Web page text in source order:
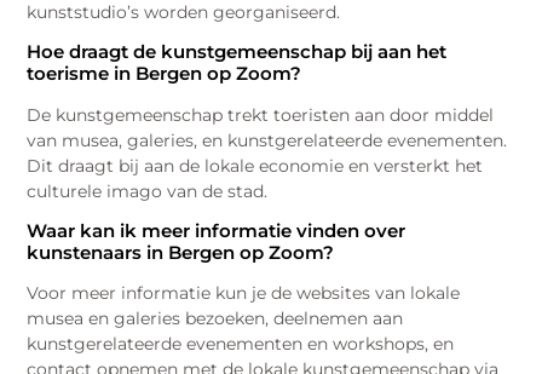
kunststudio’s worden georganiseerd.
Hoe draagt de kunstgemeenschap bij aan het
toerisme in Bergen op Zoom?
De kunstgemeenschap trekt toeristen aan door middel
van musea, galeries, en kunstgerelateerde evenementen.
Dit draagt bij aan de lokale economie en versterkt het
culturele imago van de stad.
Waar kan ik meer informatie vinden over
kunstenaars in Bergen op Zoom?
Voor meer informatie kun je de websites van lokale
musea en galeries bezoeken, deelnemen aan
kunstgerelateerde evenementen en workshops, en
contact opnemen met de lokale kunstgemeenschap via